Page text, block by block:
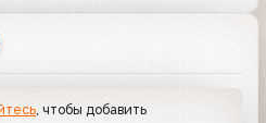
, чтобы добавить